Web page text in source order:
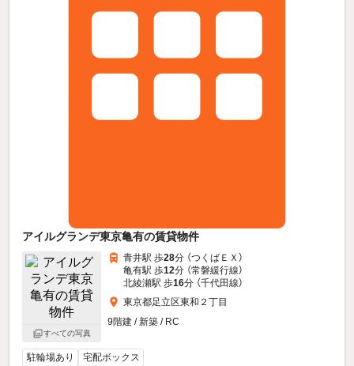
アイルグランデ東京亀有の賃貸物件
すべての写真
青井駅 歩28分 （つくばＥＸ）
亀有駅 歩12分 （常磐緩行線）
北綾瀬駅 歩16分 （千代田線）
東京都足立区東和２丁目
9階建 / 新築 / RC
駐輪場あり 宅配ボックス